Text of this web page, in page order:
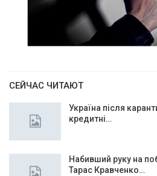
СЕЙЧАС ЧИТАЮТ
Україна після
кредитні…
Набивший руку на
Тарас Кравченко…